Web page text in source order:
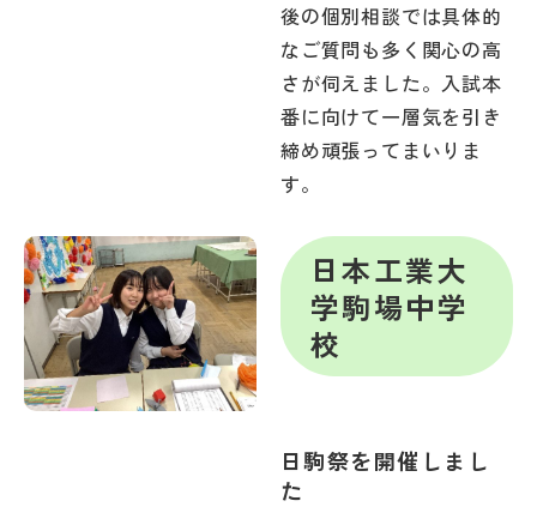
後の個別相談では具体的
なご質問も多く関心の高
さが伺えました。入試本
番に向けて一層気を引き
締め頑張ってまいりま
す。
日本工業大
学駒場中学
校
日駒祭を開催しまし
た